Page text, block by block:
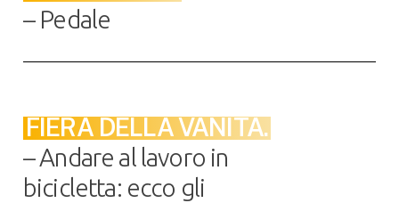
– Pedale
FIERA DELLA VANITÀ.
– Andare al lavoro in
bicicletta: ecco gli